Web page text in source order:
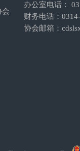
会
办公室电话：
财务电话：
协会邮箱：